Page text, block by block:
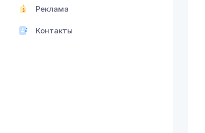
Реклама
Контакты